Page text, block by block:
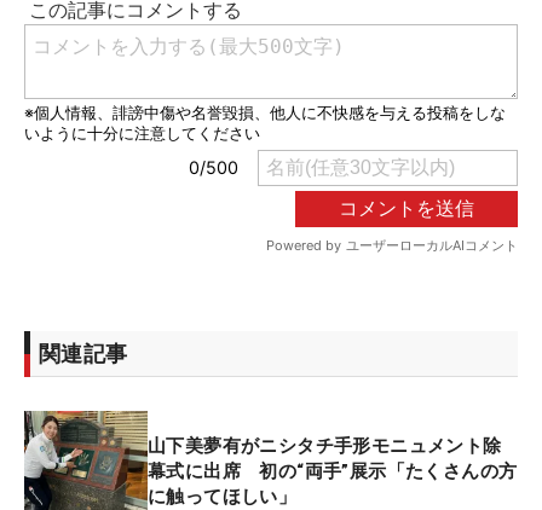
関連記事
山下美夢有がニシタチ手形モニュメント除
幕式に出席 初の“両手”展示「たくさんの方
に触ってほしい」